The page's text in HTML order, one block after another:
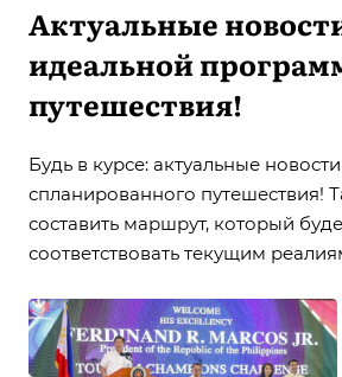
Актуальные
идеальной
путешествия!
Будь в курсе: актуальные
спланированного путешествия!
составить маршрут, который
соответствовать текущим